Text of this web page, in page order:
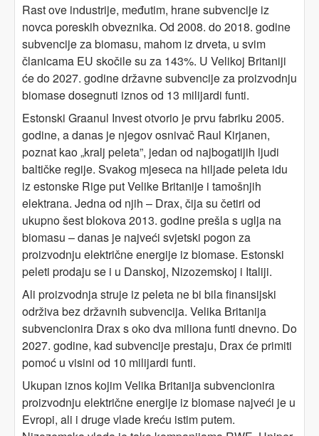
Rast ove industrije, međutim, hrane subvencije iz
novca poreskih obveznika. Od 2008. do 2018. godine
subvencije za biomasu, mahom iz drveta, u svim
članicama EU skočile su za 143%. U Velikoj Britaniji
će do 2027. godine državne subvencije za proizvodnju
biomase dosegnuti iznos od 13 milijardi funti.
Estonski Graanul Invest otvorio je prvu fabriku 2005.
godine, a danas je njegov osnivač Raul Kirjanen,
poznat kao „kralj peleta”, jedan od najbogatijih ljudi
baltičke regije. Svakog mjeseca na hiljade peleta idu
iz estonske Rige put Velike Britanije i tamošnjih
elektrana. Jedna od njih – Drax, čija su četiri od
ukupno šest blokova 2013. godine prešla s uglja na
biomasu – danas je najveći svjetski pogon za
proizvodnju električne energije iz biomase. Estonski
peleti prodaju se i u Danskoj, Nizozemskoj i Italiji.
Ali proizvodnja struje iz peleta ne bi bila finansijski
održiva bez državnih subvencija. Velika Britanija
subvencionira Drax s oko dva miliona funti dnevno. Do
2027. godine, kad subvencije prestaju, Drax će primiti
pomoć u visini od 10 milijardi funti.
Ukupan iznos kojim Velika Britanija subvencionira
proizvodnju električne energije iz biomase najveći je u
Evropi, ali i druge vlade kreću istim putem.